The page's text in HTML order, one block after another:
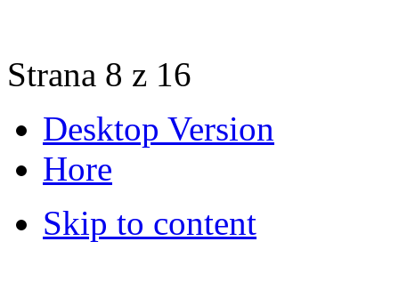
Strana 8 z 16
Desktop Version
Hore
Skip to content